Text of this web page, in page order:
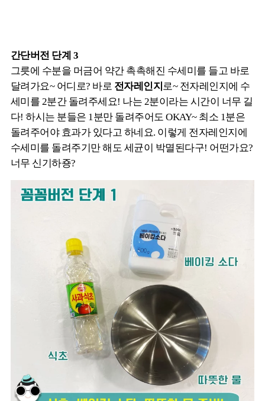
간단버전 단계 3
그릇에 수분을 머금어 약간 촉촉해진 수세미를 들고 바로
달려가요~ 어디로? 바로 전자레인지 로~ 전자레인지에 수
세미를 2분간 돌려주세요! 나는 2분이라는 시간이 너무 길
다! 하시는 분들은 1분만 돌려주어도 OKAY~ 최소 1분은
돌려주어야 효과가 있다고 하네요. 이렇게 전자레인지에
수세미를 돌려주기만 해도 세균이 박멸된다구! 어떤가요?
너무 신기하죵?